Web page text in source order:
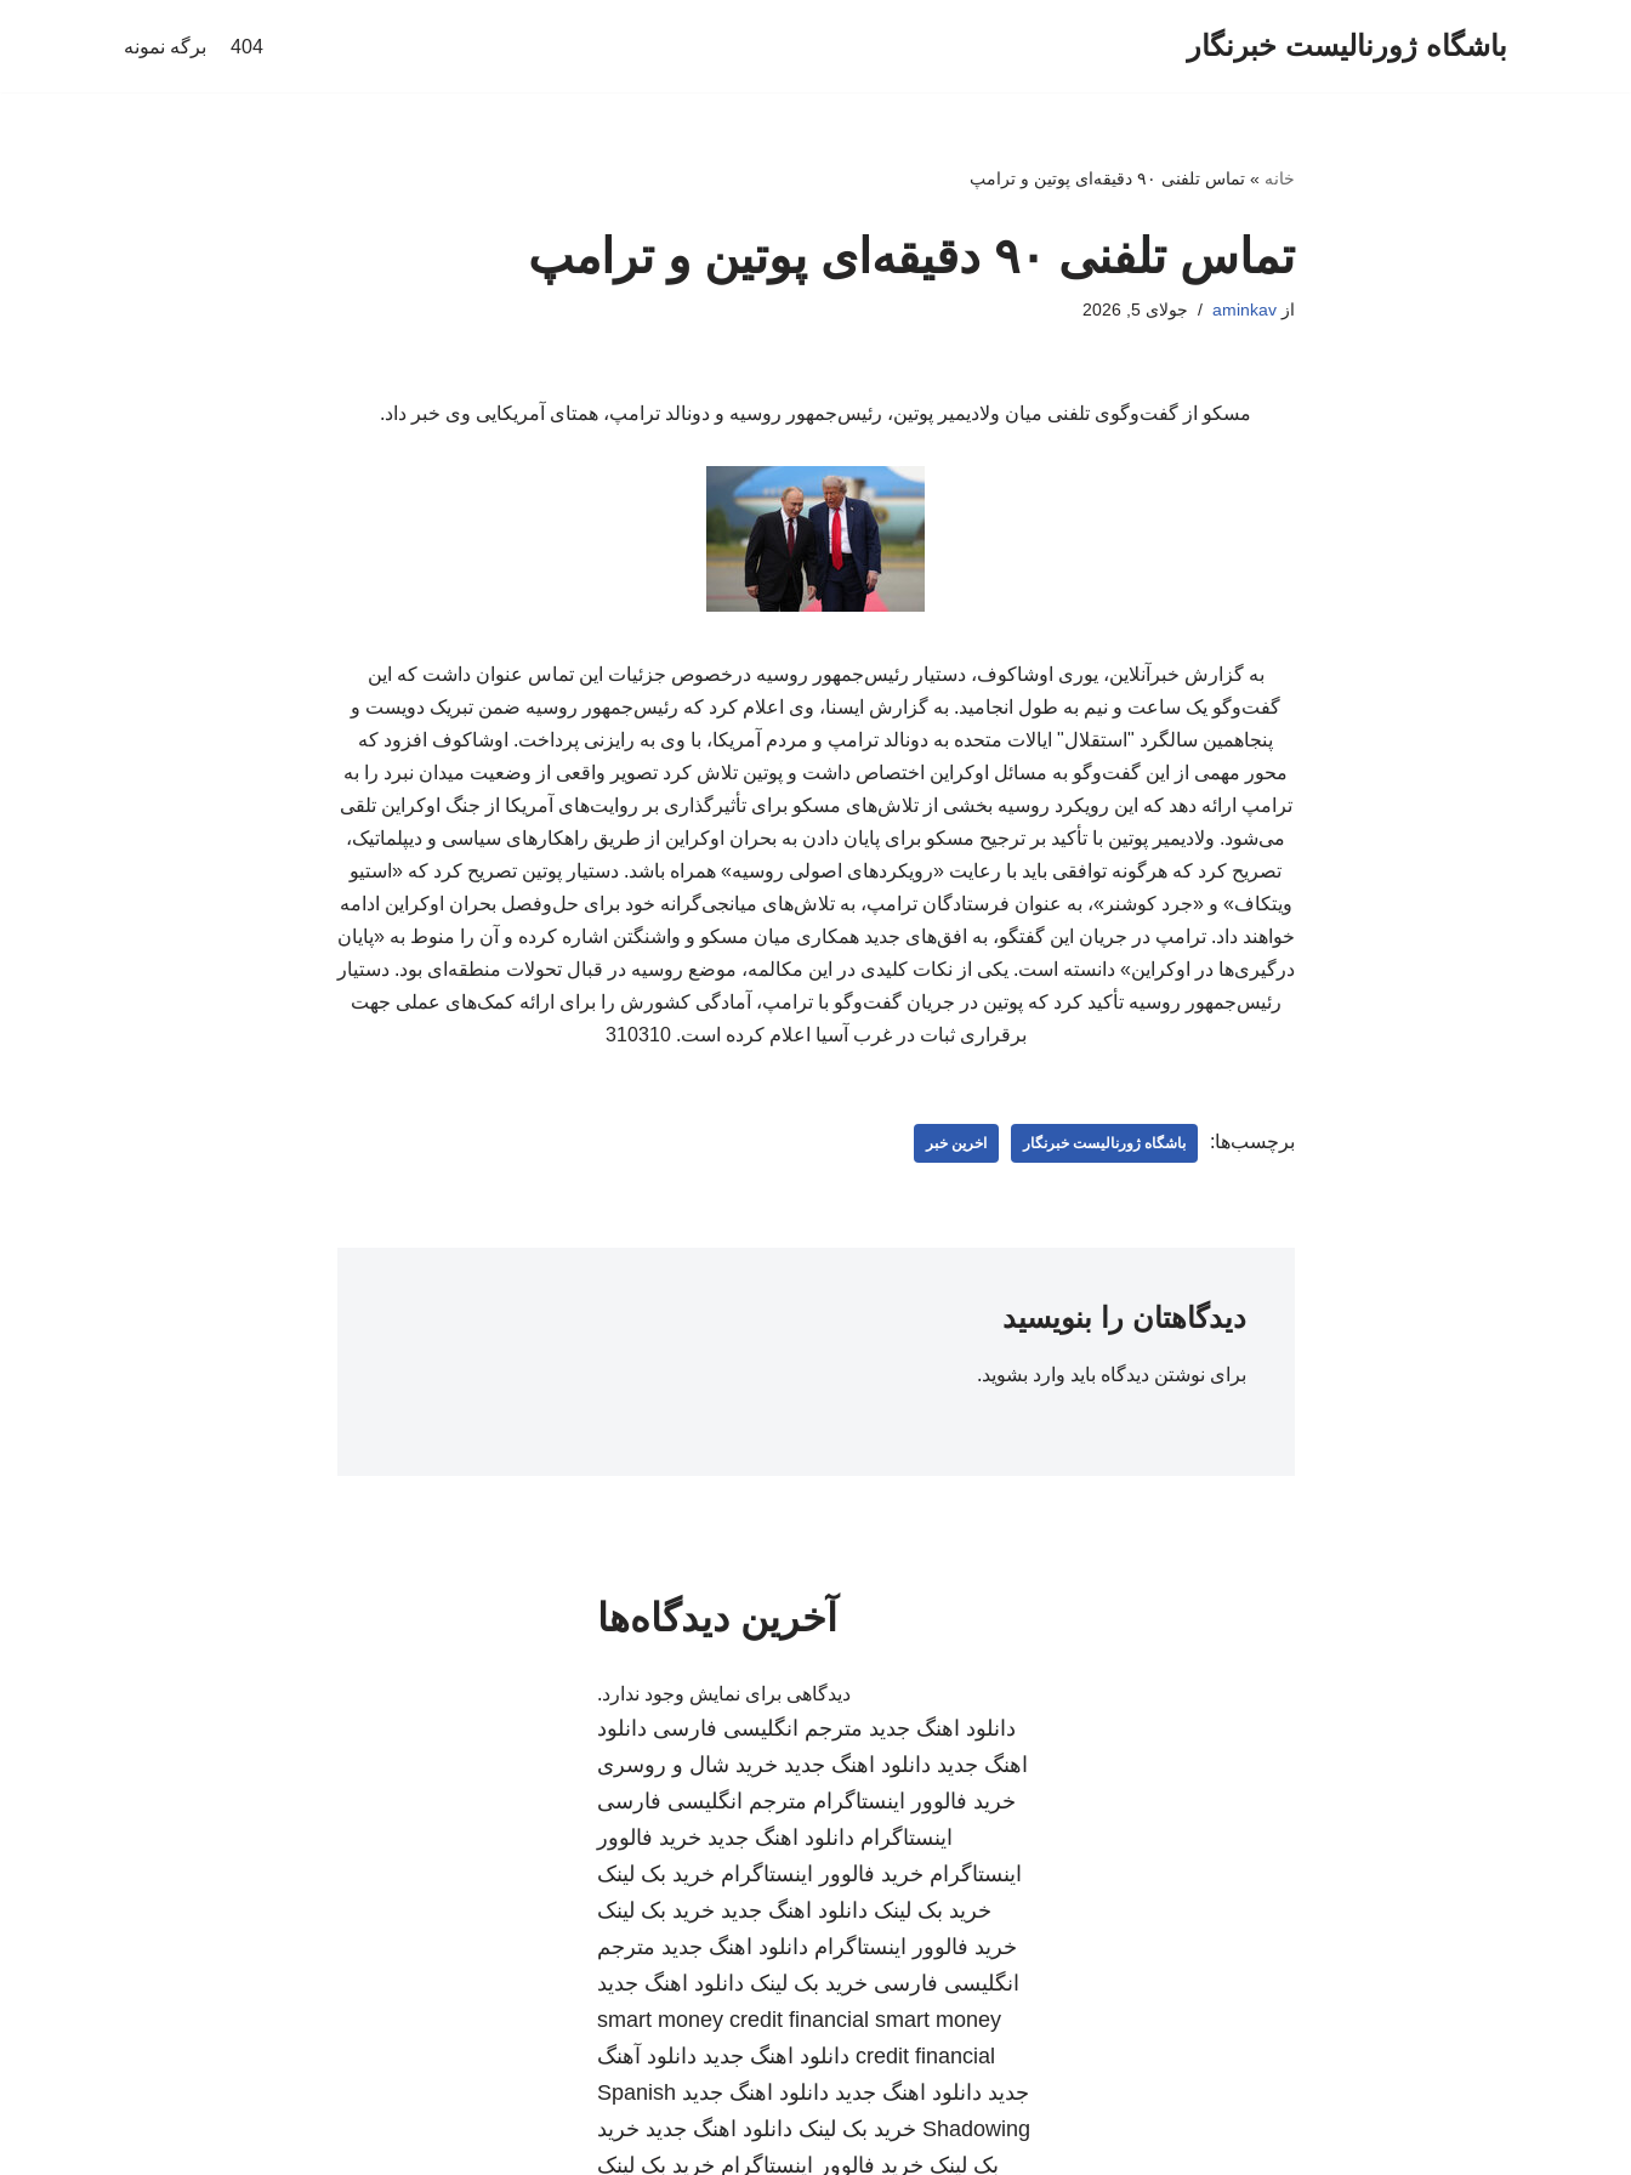
باشگاه ژورنالیست خبرنگار 404 برگه نمونه
خانه »تماس تلفنی ۹۰ دقیقه‌ای پوتین و ترامپ
تماس تلفنی ۹۰ دقیقه‌ای پوتین و ترامپ
ازaminkav جولای 5, 2026
مسکو از گفت‌وگوی تلفنی میان ولادیمیر پوتین، رئیس‌جمهور روسیه و دونالد ترامپ، همتای آمریکایی وی خبر داد.
به گزارش خبرآنلاین، یوری اوشاکوف، دستیار رئیس‌جمهور روسیه درخصوص جزئیات این تماس عنوان داشت که این
گفت‌وگو یک ساعت و نیم به طول انجامید. به گزارش ایسنا، وی اعلام کرد که رئیس‌جمهور روسیه ضمن تبریک دویست و
پنجاهمین سالگرد "استقلال" ایالات متحده به دونالد ترامپ و مردم آمریکا، با وی به رایزنی پرداخت. اوشاکوف افزود که
محور مهمی از این گفت‌وگو به مسائل اوکراین اختصاص داشت و پوتین تلاش کرد تصویر واقعی از وضعیت میدان نبرد را به
ترامپ ارائه دهد که این رویکرد روسیه بخشی از تلاش‌های مسکو برای تأثیرگذاری بر روایت‌های آمریکا از جنگ اوکراین تلقی
می‌شود. ولادیمیر پوتین با تأکید بر ترجیح مسکو برای پایان دادن به بحران اوکراین از طریق راهکارهای سیاسی و دیپلماتیک،
تصریح کرد که هرگونه توافقی باید با رعایت «رویکردهای اصولی روسیه» همراه باشد. دستیار پوتین تصریح کرد که «استیو
ویتکاف» و «جرد کوشنر»، به عنوان فرستادگان ترامپ، به تلاش‌های میانجی‌گرانه خود برای حل‌وفصل بحران اوکراین ادامه
خواهند داد. ترامپ در جریان این گفتگو، به افق‌های جدید همکاری میان مسکو و واشنگتن اشاره کرده و آن را منوط به «پایان
درگیری‌ها در اوکراین» دانسته است. یکی از نکات کلیدی در این مکالمه، موضع روسیه در قبال تحولات منطقه‌ای بود. دستیار
رئیس‌جمهور روسیه تأکید کرد که پوتین در جریان گفت‌وگو با ترامپ، آمادگی کشورش را برای ارائه کمک‌های عملی جهت
برقراری ثبات در غرب آسیا اعلام کرده است. 310310
برچسب‌ها: باشگاه ژورنالیست خبرنگار اخرین خبر
دیدگاهتان را بنویسید
برای نوشتن دیدگاه باید وارد بشوید.
آخرین دیدگاه‌ها
دیدگاهی برای نمایش وجود ندارد.
دانلود اهنگ جدید مترجم انگلیسی فارسی دانلود
اهنگ جدید دانلود اهنگ جدید خرید شال و روسری
خرید فالوور اینستاگرام مترجم انگلیسی فارسی
اینستاگرام دانلود اهنگ جدید خرید فالوور
اینستاگرام خرید فالوور اینستاگرام خرید بک لینک
خرید بک لینک دانلود اهنگ جدید خرید بک لینک
خرید فالوور اینستاگرام دانلود اهنگ جدید مترجم
انگلیسی فارسی خرید بک لینک دانلود اهنگ جدید
smart money credit financial smart money
credit financial دانلود اهنگ جدید دانلود آهنگ
جدید دانلود اهنگ جدید دانلود اهنگ جدید Spanish
Shadowing خرید بک لینک دانلود اهنگ جدید خرید
بک لینک خرید فالوور اینستاگرام خرید بک لینک